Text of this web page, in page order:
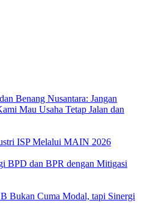
Benang Nusantara: Jangan
Mau Usaha Tetap Jalan dan
ISP Melalui MAIN 2026
BPD dan BPR dengan Mitigasi
Bukan Cuma Modal, tapi Sinergi